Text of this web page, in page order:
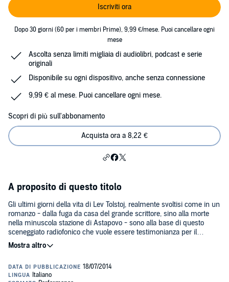
Iscriviti ora
Dopo 30 giorni (60 per i membri Prime), 9,99 €/mese. Puoi cancellare ogni
mese
Ascolta senza limiti migliaia di audiolibri, podcast e serie
originali
Disponibile su ogni dispositivo, anche senza connessione
9,99 € al mese. Puoi cancellare ogni mese.
Scopri di più sull'abbonamento
Acquista ora a 8,22 €
A proposito di questo titolo
Gli ultimi giorni della vita di Lev Tolstoj, realmente svoltisi come in un
romanzo - dalla fuga da casa del grande scrittore, sino alla morte
nella minuscola stazione di Astapovo - sono alla base di questo
sceneggiato radiofonico che vuole essere testimonianza per il
pubblico della personalità e delle idee del grande scrittore russo.
credibile il personaggio Tolstoj, le tredici scene di "Biglietto di sola
andata", recitate da 24 personaggi, presentano le sue idee profonde